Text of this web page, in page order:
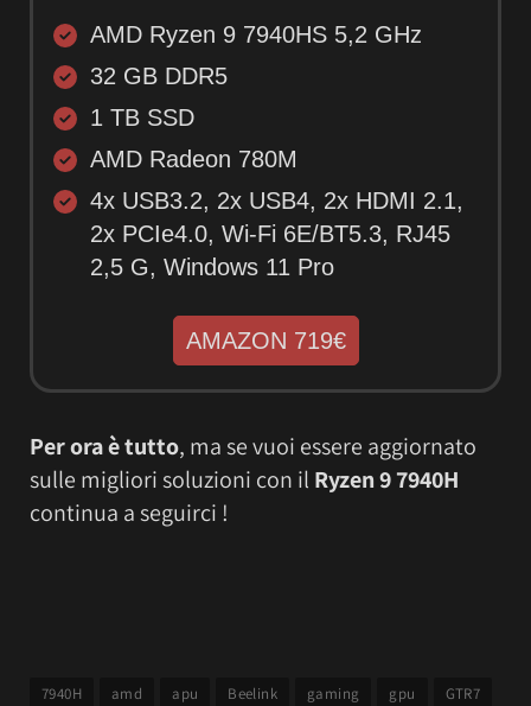
AMD Ryzen 9 7940HS 5,2 GHz
32 GB DDR5
1 TB SSD
AMD Radeon 780M
4x USB3.2, 2x USB4, 2x HDMI 2.1,
2x PCIe4.0, Wi-Fi 6E/BT5.3, RJ45
2,5 G, Windows 11 Pro
AMAZON 719€
Per ora è tutto, ma se vuoi essere aggiornato
sulle migliori soluzioni con il Ryzen 9 7940H
continua a seguirci !
7940H amd apu Beelink gaming gpu
GTR7